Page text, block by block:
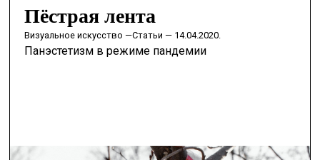
Пёстрая лента
визуальное искусство —Статьи — 14.04.2020.
Панэстетизм в режиме пандемии